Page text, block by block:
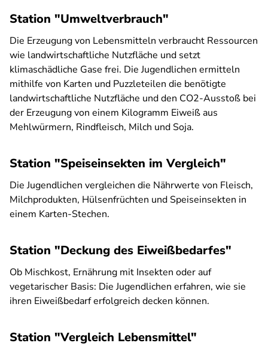
Station "Umweltverbrauch"
Die Erzeugung von Lebensmitteln verbraucht Ressourcen
wie landwirtschaftliche Nutzfläche und setzt
klimaschädliche Gase frei. Die Jugendlichen ermitteln
mithilfe von Karten und Puzzleteilen die benötigte
landwirtschaftliche Nutzfläche und den CO2-Ausstoß bei
der Erzeugung von einem Kilogramm Eiweiß aus
Mehlwürmern, Rindfleisch, Milch und Soja.
Station "Speiseinsekten im Vergleich"
Die Jugendlichen vergleichen die Nährwerte von Fleisch,
Milchprodukten, Hülsenfrüchten und Speiseinsekten in
einem Karten-Stechen.
Station "Deckung des Eiweißbedarfes"
Ob Mischkost, Ernährung mit Insekten oder auf
vegetarischer Basis: Die Jugendlichen erfahren, wie sie
ihren Eiweißbedarf erfolgreich decken können.
Station "Vergleich Lebensmittel"